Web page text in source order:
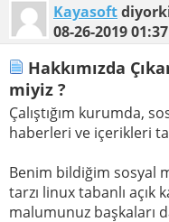
Kayasoft
08-26-2019
Hakkımızda
miyiz ?
Çalıştığım kurumda,
haberleri ve içerikleri
Benim bildiğim sosyal
tarzı linux tabanlı açık
malumunuz başkaları